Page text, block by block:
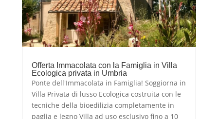
Offerta Immacolata con la Famiglia in Villa
Ecologica privata in Umbria
Ponte dell'Immacolata in Famiglia! Soggiorna in
Villa Privata di lusso Ecologica costruita con le
tecniche della bioedilizia completamente in
paglia e legno Villa ad uso esclusivo fino a 10